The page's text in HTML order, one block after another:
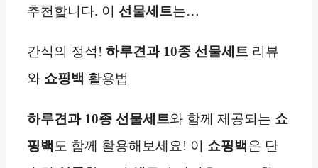
추천합니다. 이 선물세트는…
간식의 정석! 하루견과 10종 선물세트 리뷰
와 쇼핑백 활용법
하루견과 10종 선물세트와 함께 제공되는 쇼
핑백 도 함께 활용해보세요! 이 쇼핑백은 단